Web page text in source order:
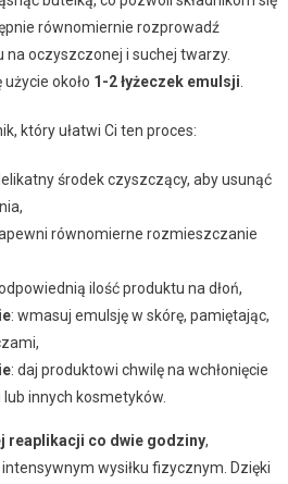
równomiernie rozprowadź
oczyszczonej i suchej twarzy.
około 1-2 łyżeczek emulsji
który ułatwi Ci ten proces:
środek czyszczący, aby usunąć
równomierne rozmieszczanie
ilość produktu na dłoń,
: wmasuj emulsję w skórę, pamiętając,
: daj produktowi chwilę na wchłonięcie
innych kosmetyków.
reaplikacji co dwie godziny,
wysiłku fizycznym. Dzięki